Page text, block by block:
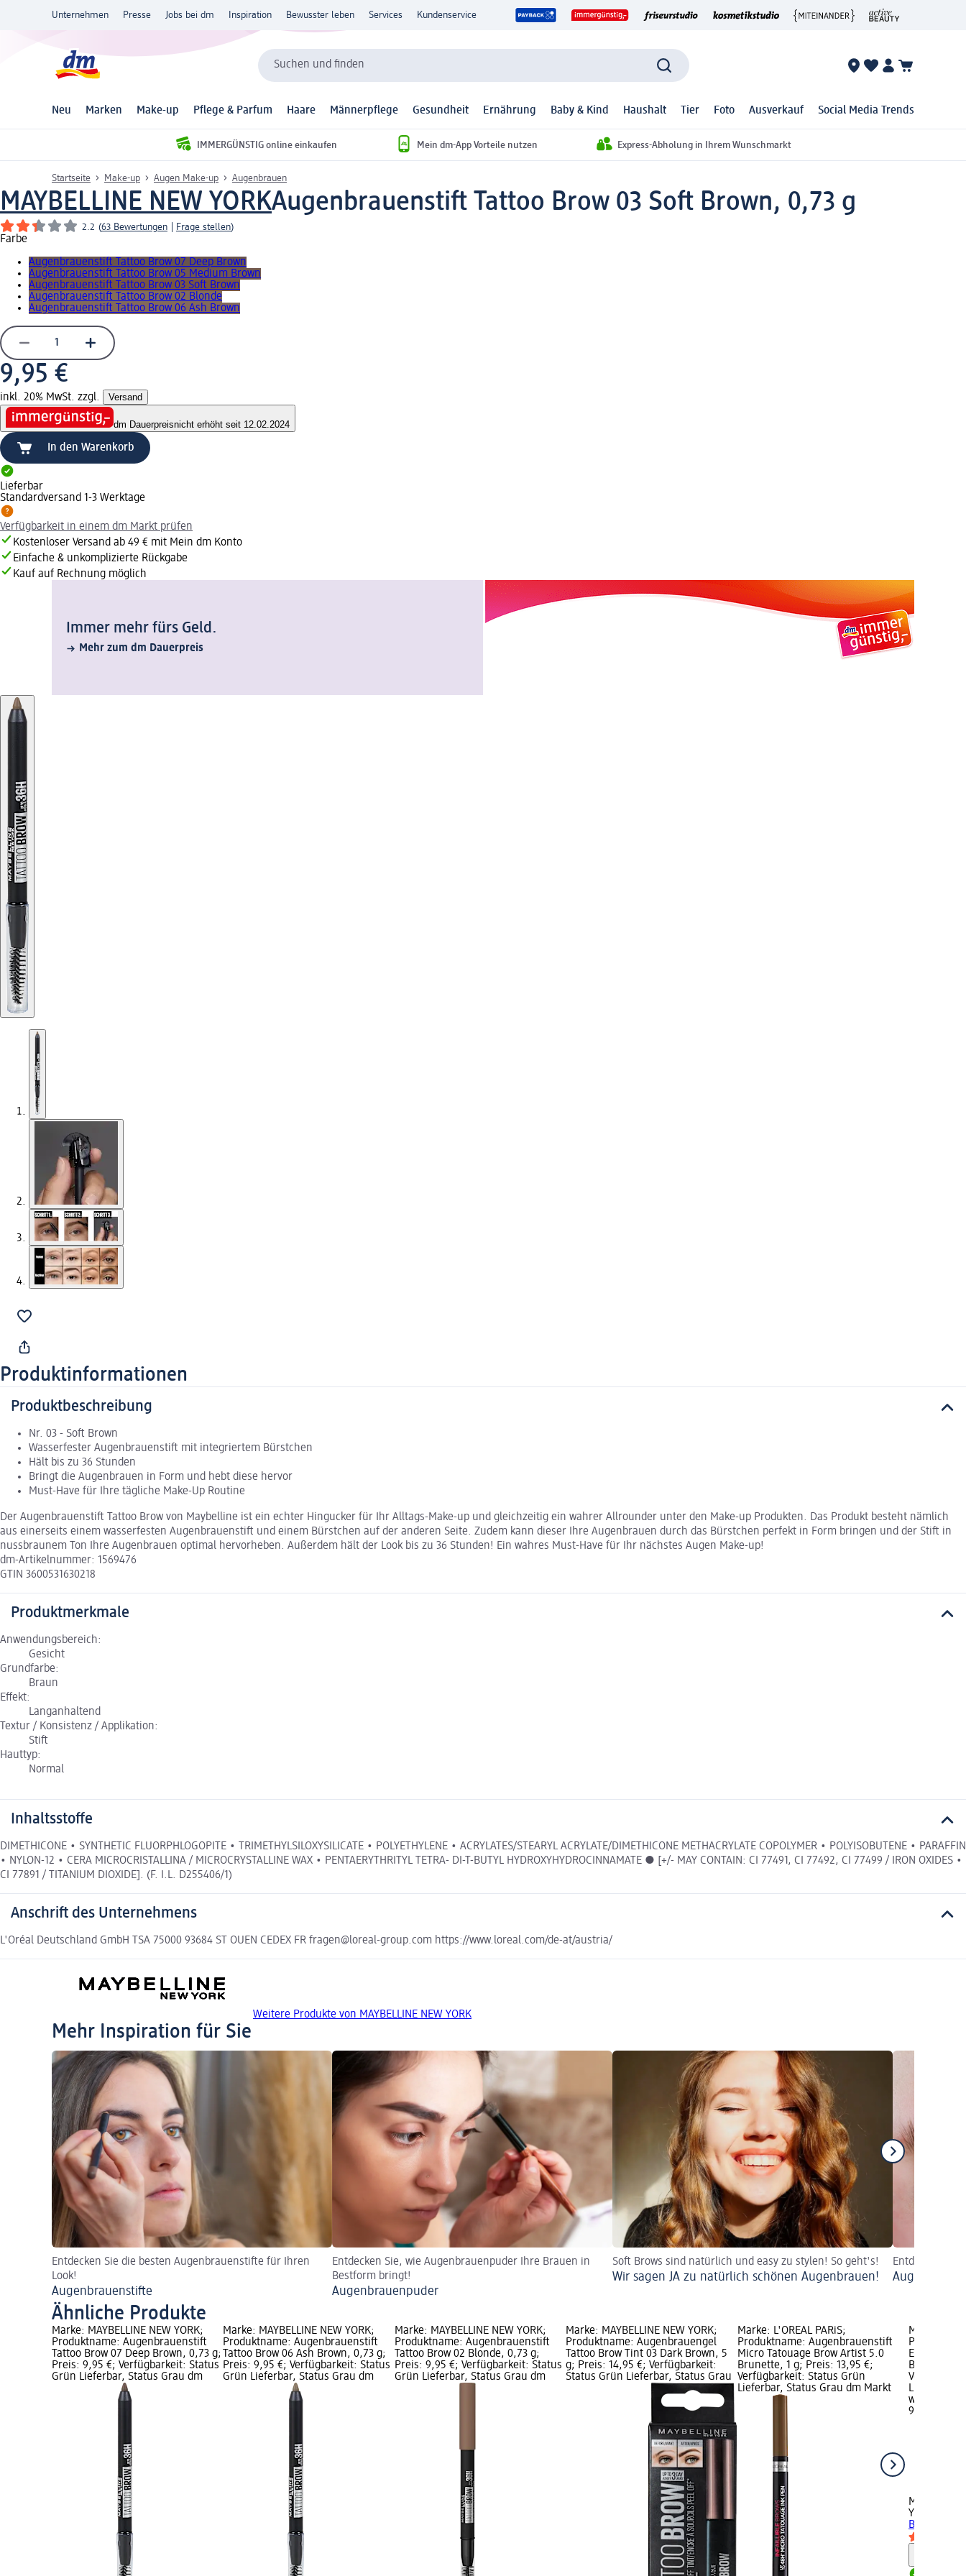
Unternehmen Presse Jobs bei dm Inspiration Bewusster leben Services Kundenservice
Suchen und finden
Neu Marken Make-up Pflege & Parfum Haare Männerpflege Gesundheit Ernährung Baby & Kind Haushalt Tier Foto Ausverkauf Social Media Trends
IMMERGÜNSTIG online einkaufen Mein dm-App Vorteile nutzen Express-Abholung in Ihrem Wunschmarkt
Startseite Make-up Augen Make-up Augenbrauen
MAYBELLINE NEW YORKAugenbrauenstift Tattoo Brow 03 Soft Brown, 0,73 g
2.2 (63 Bewertungen Frage stellen)
Farbe
Augenbrauenstift Tattoo Brow 07 Deep Brown
Augenbrauenstift Tattoo Brow 05 Medium Brown
Augenbrauenstift Tattoo Brow 03 Soft Brown
Augenbrauenstift Tattoo Brow 02 Blonde
Augenbrauenstift Tattoo Brow 06 Ash Brown
9,95 €
inkl. 20% MwSt. zzgl. Versand
dm Dauerpreisnicht erhöht seit 12.02.2024
In den Warenkorb
Lieferbar
Standardversand 1-3 Werktage
Verfügbarkeit in einem dm Markt prüfen
Kostenloser Versand ab 49 € mit Mein dm Konto
Einfache & unkomplizierte Rückgabe
Kauf auf Rechnung möglich
Immer mehr fürs Geld.
Mehr zum dm Dauerpreis
Produktinformationen
Produktbeschreibung
Nr. 03 - Soft Brown
Wasserfester Augenbrauenstift mit integriertem Bürstchen
Hält bis zu 36 Stunden
Bringt die Augenbrauen in Form und hebt diese hervor
Must-Have für Ihre tägliche Make-Up Routine
Der Augenbrauenstift Tattoo Brow von Maybelline ist ein echter Hingucker für Ihr Alltags-Make-up und gleichzeitig ein wahrer Allrounder unter den Make-up Produkten. Das Produkt besteht nämlich
aus einerseits einem wasserfesten Augenbrauenstift und einem Bürstchen auf der anderen Seite. Zudem kann dieser Ihre Augenbrauen durch das Bürstchen perfekt in Form bringen und der Stift in
nussbraunem Ton Ihre Augenbrauen optimal hervorheben. Außerdem hält der Look bis zu 36 Stunden! Ein wahres Must-Have für Ihr nächstes Augen Make-up!
dm-Artikelnummer: 1569476
GTIN 3600531630218
Produktmerkmale
Anwendungsbereich:
Gesicht
Grundfarbe:
Braun
Effekt:
Langanhaltend
Textur / Konsistenz / Applikation:
Stift
Hauttyp:
Normal
Inhaltsstoffe
DIMETHICONE • SYNTHETIC FLUORPHLOGOPITE • TRIMETHYLSILOXYSILICATE • POLYETHYLENE • ACRYLATES/STEARYL ACRYLATE/DIMETHICONE METHACRYLATE COPOLYMER • POLYISOBUTENE • PARAFFIN
• NYLON-12 • CERA MICROCRISTALLINA / MICROCRYSTALLINE WAX • PENTAERYTHRITYL TETRA- DI-T-BUTYL HYDROXYHYDROCINNAMATE ● [+/- MAY CONTAIN: CI 77491, CI 77492, CI 77499 / IRON OXIDES •
CI 77891 / TITANIUM DIOXIDE]. (F. I.L. D255406/1)
Anschrift des Unternehmens
L'Oréal Deutschland GmbH TSA 75000 93684 ST OUEN CEDEX FR fragen@loreal-group.com https://www.loreal.com/de-at/austria/
Weitere Produkte von MAYBELLINE NEW YORK
Mehr Inspiration für Sie
Entdecken Sie die besten Augenbrauenstifte für Ihren
Look!
Augenbrauenstifte
Entdecken Sie, wie Augenbrauenpuder Ihre Brauen in
Bestform bringt!
Augenbrauenpuder
Soft Brows sind natürlich und easy zu stylen! So geht's!
Wir sagen JA zu natürlich schönen Augenbrauen!
Entdecken Sie
Ähnliche Produkte
Marke: MAYBELLINE NEW YORK;
Produktname: Augenbrauenstift
Tattoo Brow 07 Deep Brown, 0,73 g;
Preis: 9,95 €; Verfügbarkeit: Status
Grün Lieferbar, Status Grau dm
Marke: MAYBELLINE NEW YORK;
Produktname: Augenbrauenstift
Tattoo Brow 06 Ash Brown, 0,73 g;
Preis: 9,95 €; Verfügbarkeit: Status
Grün Lieferbar, Status Grau dm
Marke: MAYBELLINE NEW YORK;
Produktname: Augenbrauenstift
Tattoo Brow 02 Blonde, 0,73 g;
Preis: 9,95 €; Verfügbarkeit: Status
Grün Lieferbar, Status Grau dm
Marke: MAYBELLINE NEW YORK;
Produktname: Augenbrauengel
Tattoo Brow Tint 03 Dark Brown, 5
g; Preis: 14,95 €; Verfügbarkeit:
Status Grün Lieferbar, Status Grau
Marke: L'ORÉAL PARiS;
Produktname: Augenbrauenstift
Micro Tatouage Brow Artist 5.0
Brunette, 1 g; Preis: 13,95 €;
Verfügbarkeit: Status Grün
Lieferbar, Status Grau dm Markt
Marke:
Express
Brown,
Lieferbar,
wählen
9,95 €
YORK
Brow Ultra